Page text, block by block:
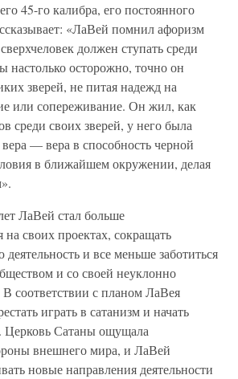
45-го калибра, его постоянного
«ЛаВей помнил афоризм
должен ступать среди
настолько осторожно, точно он
зверей, не питая надежд на
или сопереживание. Он жил, как
среди своих зверей, у него была
— вера в способность черной
в ближайшем окружении, делая
ЛаВей стал больше
на своих проектах, сокращать
и все меньше заботиться
и со своей неуклонно
соответствии с планом ЛаВея
играть в сатанизм и начать
Церковь Сатаны ощущала
внешнего мира, и ЛаВей
новые направления деятельности